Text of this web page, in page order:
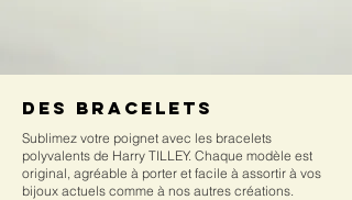
Des bracelets
Sublimez votre poignet avec les bracelets
polyvalents de Harry TILLEY. Chaque modèle est
original, agréable à porter et facile à assortir à vos
bijoux actuels comme à nos autres créations.